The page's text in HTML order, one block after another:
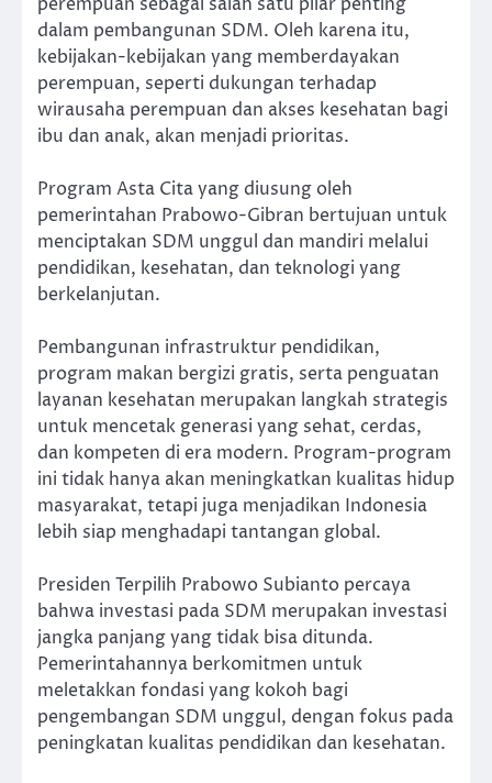
dalam pembangunan SDM. Oleh karena itu,
kebijakan-kebijakan yang memberdayakan
perempuan, seperti dukungan terhadap
wirausaha perempuan dan akses kesehatan bagi
ibu dan anak, akan menjadi prioritas.
Program Asta Cita yang diusung oleh
pemerintahan Prabowo-Gibran bertujuan untuk
menciptakan SDM unggul dan mandiri melalui
pendidikan, kesehatan, dan teknologi yang
berkelanjutan.
Pembangunan infrastruktur pendidikan,
program makan bergizi gratis, serta penguatan
layanan kesehatan merupakan langkah strategis
untuk mencetak generasi yang sehat, cerdas,
dan kompeten di era modern. Program-program
ini tidak hanya akan meningkatkan kualitas hidup
masyarakat, tetapi juga menjadikan Indonesia
lebih siap menghadapi tantangan global.
Presiden Terpilih Prabowo Subianto percaya
bahwa investasi pada SDM merupakan investasi
jangka panjang yang tidak bisa ditunda.
Pemerintahannya berkomitmen untuk
meletakkan fondasi yang kokoh bagi
pengembangan SDM unggul, dengan fokus pada
peningkatan kualitas pendidikan dan kesehatan.